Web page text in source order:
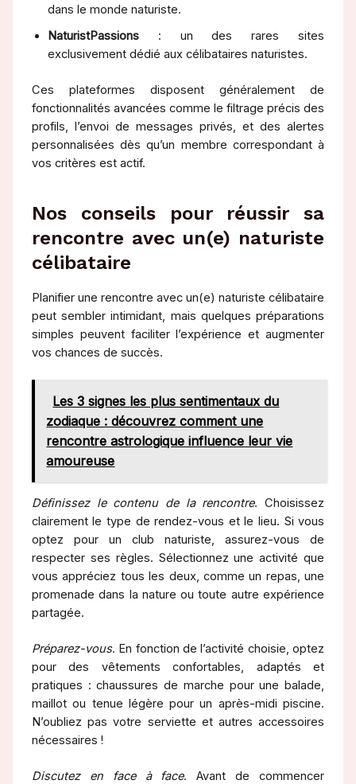
dans le monde naturiste.
NaturistPassions: un des rares sites
exclusivement dédié aux célibataires naturistes.
Ces plateformes disposent généralement de
fonctionnalités avancées comme le filtrage précis des
profils, l’envoi de messages privés, et des alertes
personnalisées dès qu’un membre correspondant à
vos critères est actif.
Nos conseils pour réussir sa
rencontre avec un(e) naturiste
célibataire
Planifier une rencontre avec un(e) naturiste célibataire
peut sembler intimidant, mais quelques préparations
simples peuvent faciliter l’expérience et augmenter
vos chances de succès.
Les 3 signes les plus sentimentaux du
zodiaque : découvrez comment une
rencontre astrologique influence leur vie
amoureuse
Définissez le contenu de la rencontre. Choisissez
clairement le type de rendez-vous et le lieu. Si vous
optez pour un club naturiste, assurez-vous de
respecter ses règles. Sélectionnez une activité que
vous appréciez tous les deux, comme un repas, une
promenade dans la nature ou toute autre expérience
partagée.
Préparez-vous. En fonction de l’activité choisie, optez
pour des vêtements confortables, adaptés et
pratiques : chaussures de marche pour une balade,
maillot ou tenue légère pour un après-midi piscine.
N’oubliez pas votre serviette et autres accessoires
nécessaires !
Discutez en face à face. Avant de commencer